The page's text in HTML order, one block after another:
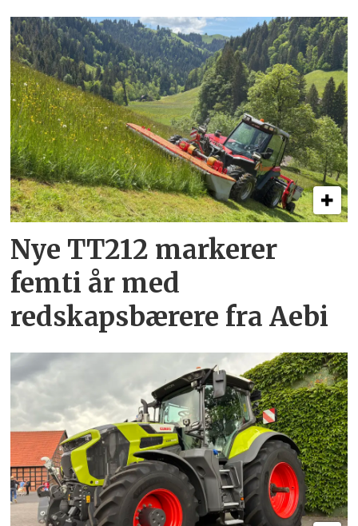
Nye TT212 markerer
femti år­ med
redskapsbærere fra Aebi